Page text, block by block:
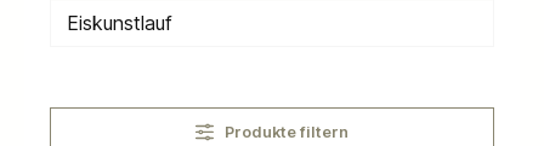
Eiskunstlauf
Produkte filtern